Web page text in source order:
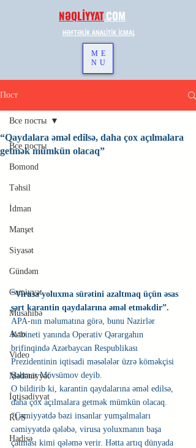
NƏQLİYYAT.COM
HƏFTƏLİK ANALİTİK İCMAL
ME
NU
Пост
Все посты
Bomond
Təhsil
İdman
Manşet
Siyasət
Gündəm
Cəmiyyət
Müsahibə
Avto
Video
Mədəniyyət
İqtisadiyyat
RUS
Hadisə
Все посты
“Qaydalara əməl edilsə, daha çox açılmalara
getmək mümkün olacaq”
“Virusa yoluxma sürətini azaltmaq üçün əsas
şərt karantin qaydalarına əməl etməkdir”.
APA-nın məlumatına görə, bunu Nazirlər
Kabineti yanında Operativ Qərargahın
brifinqində Azərbaycan Respublikası
Prezidentinin iqtisadi məsələlər üzrə köməkçisi
Şahmar Mövsümov deyib.
O bildirib ki, karantin qaydalarına əməl edilsə,
daha çox açılmalara getmək mümkün olacaq.
“Cəmiyyətdə bəzi insanlar yumşalmaları
cəmiyyətdə qələbə, virusa yoluxmanın başa
çatması kimi qələmə verir. Hətta artıq dünyada